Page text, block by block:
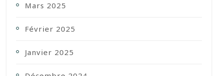
Mars 2025
Février 2025
Janvier 2025